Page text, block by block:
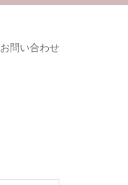
お問い合わせ